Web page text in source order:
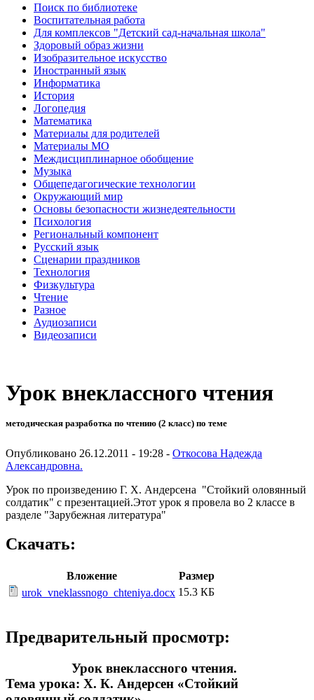
Поиск по библиотеке
Воспитательная работа
Для комплексов "Детский сад-начальная школа"
Здоровый образ жизни
Изобразительное искусство
Иностранный язык
Информатика
История
Логопедия
Математика
Материалы для родителей
Материалы МО
Междисциплинарное обобщение
Музыка
Общепедагогические технологии
Окружающий мир
Основы безопасности жизнедеятельности
Психология
Региональный компонент
Русский язык
Сценарии праздников
Технология
Физкультура
Чтение
Разное
Аудиозаписи
Видеозаписи
Урок внеклассного чтения
методическая разработка по чтению (2 класс) по теме
Опубликовано 26.12.2011 - 19:28 - Откосова Надежда
Александровна.
Урок по произведению Г. Х. Андерсена "Стойкий оловянный
солдатик" с презентацией.Этот урок я провела во 2 классе в
разделе "Зарубежная литература"
Скачать:
Вложение
Размер
urok_vneklassnogo_chteniya.docx 15.3 КБ
Предварительный просмотр:
Урок внеклассного чтения.
Тема урока: Х. К. Андерсен «Стойкий